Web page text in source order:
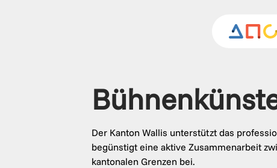
Der Kanton Wallis unterstützt das
begünstigt eine aktive Zusammenarbeit
kantonalen Grenzen bei.